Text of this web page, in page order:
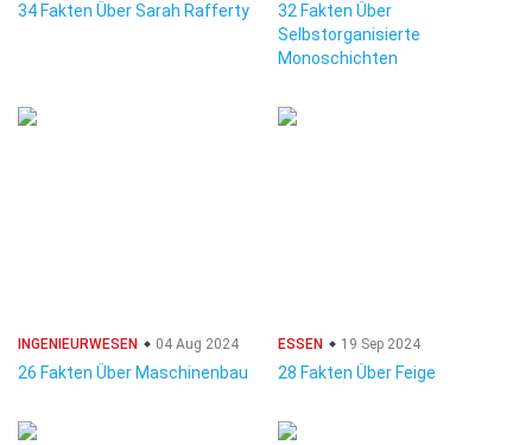
34 Fakten Über Sarah Rafferty
32 Fakten Über
Selbstorganisierte
Monoschichten
INGENIEURWESEN 04 Aug 2024
26 Fakten Über Maschinenbau
ESSEN 19 Sep 2024
28 Fakten Über Feige